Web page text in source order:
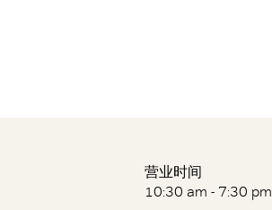
营业时间
10:30 am - 7:30 pm